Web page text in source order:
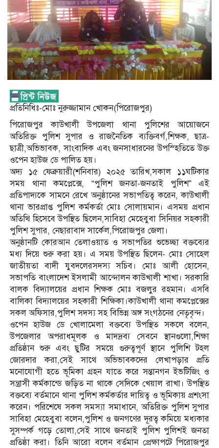
প্রতিনিধিঃ-মোঃ নুরুজ্জামান খোকন(পিরোজপুর)
পিরোজপুর কাউখালী উপজেলা থানা পুলিশের আয়োজনে
অতিরিক্ত পুলিশ সুপার ও রাজনৈতিক ব্যক্তিবর্গ,শিক্ষক, ছাত্র-
ছাত্রী,অভিভাবক, সাংবাদিক এবং জনসাধারনের উপস্হিতিতে উক্ত
ওপেন হাউজ ডে পালিত হয়।
অদ্য ১৫ ফেব্রুয়ারী(শনিবার) ২০২৫ তারিখ,সকাল ১১ঘটিকার
সময় থানা কমপ্লেক্সে, “পুলিশ জনতা-জনতাই পুলিশ” এই
প্রতিপাদ্যকে সামনে রেখে অনুষ্ঠানের সভাপতিত্ব করেন, কাউখালী
থানা ভারপ্রাপ্ত পুলিশ কর্মকর্তা মোঃ সোলায়মান। এসময় প্রধান
অতিথি হিসেবে উপস্থিত ছিলেন,সাবিহা মেহেবুবা সিনিয়র সহকারী
পুলিশ সুপার, নেছারাবাদ সার্কেল,পিরোজপুর জেলা।
অনুষ্ঠানটি কোরআন তেলাওয়াত ও সভাপতির শুভেচ্ছা বক্তব্যের
মধ্য দিয়ে শুরু করা হয়। এ সময় উপস্থিত ছিলেন- মোঃ সোহেল
জাতীয়তা বাদী যুবদলেরসদস্য সচিব। মোঃ আলী হোসেন,
সভাপতি বাংলাদেশ ইসলামী আন্দোলন কাউখালী শাখা। সরকারি
বালক বিদ্যালয়ের প্রধান শিক্ষক মোঃ বজলুর রহমান। এসবি
বালিকা বিদ্যালয়ের সহকারী শিক্ষিকা।কাউখালী থানা কমপ্লেক্সের
সকল অফিসার,পুলিশ সদস্য সহ বিভিন্ন অঙ্গ সংগঠনের নেতৃবৃন্দ।
ওপেন হাউজ ডে খোলামেলা বক্তব্যে উপস্থিত সকলে বলেন,
উপজেলার অপরাধমূলক ও মাদদ্রব্য সেবনে স্থানগুলো,শিক্ষা
প্রতিষ্ঠান শুরু এবং ছুটির সময়ে গুরুত্বপূর্ণ স্থানে পুলিশি টহল
জোরদার করা,সেই সাথে অভিভাবকদের লেখাপড়ার প্রতি
মনোযোগী হতে ভূমিকা গ্রহন যাতে করে সন্তানগন ইভটিজিং ও
সন্ত্রাসী কর্মকান্ডে জড়িত না থাকে সেদিকে খেয়াল রাখা। উপস্থিত
বক্তব্যে বর্তমানে থানা পুলিশ কর্মকর্তার দায়িত্ব ও ভূমিকায় প্রশংসা
করেন। পরিশেষে সকল সমস্যা সমাধানে, অতিরিক্ত পুলিশ সুপার
সাবিহা মেহেবুবা বলেন,পুলিশ ও জনগণের দূরত্ব কমিয়ে মধ্যকার
সুসম্পর্ক গড়ে তোলা,সেই সাথে জনতাই পুলিশ পুলিশই জনতা
প্রতিষ্ঠা করা। তিনি আরো বলেন বর্তমান প্রেক্ষাপটে পিরোজপুর